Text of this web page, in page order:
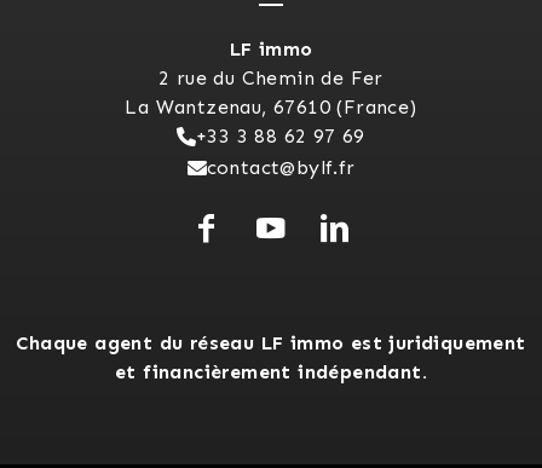
LF immo
2 rue du Chemin de Fer
La Wantzenau, 67610 (France)
+33 3 88 62 97 69
contact@bylf.fr
Chaque agent du réseau LF immo est juridiquement
et financièrement indépendant.